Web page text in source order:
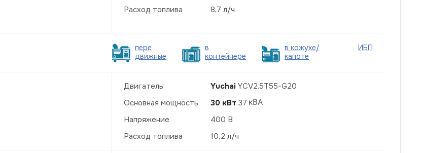
Расход топлива
8,7 л/ч
пере
движные
в
контейнере
в кожухе/
капоте
ИБП
Двигатель Yuchai YCV2.5T55-G20
Основная мощность
30 кВт 37
Напряжение
400 В
Расход топлива
10,2 л/ч